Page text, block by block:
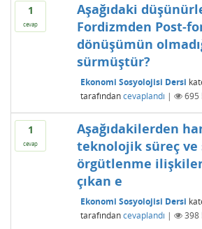
1
cevap
Aşağıdaki
Fordizmden Post-
dönüşümün
sürmüştür?
Ekonomi Sosyolojisi Dersi
tarafından cevaplandı | 695
1
cevap
Aşağıdakilerden
teknolojik süreç ve
örgütlenme
çıkan e
Ekonomi Sosyolojisi Dersi
tarafından cevaplandı | 398